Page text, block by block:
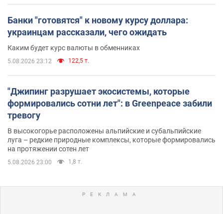
Банки "готовятся" к новому курсу доллара:
украинцам рассказали, чего ожидать
Каким будет курс валюты в обменниках
5.08.2026 23:12 122,5 т.
"Джипинг разрушает экосистемы, которые
формировались сотни лет": в Greenpeace забили
тревогу
В высокогорье расположены альпийские и субальпийские
луга – редкие природные комплексы, которые формировались
на протяжении сотен лет
5.08.2026 23:00 1,8 т.